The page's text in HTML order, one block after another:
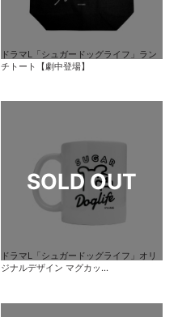
ドラマL「シュガードッグライフ」ラン
チトート【劇中登場】
ドラマL「シュガードッグライフ」オリ
ジナルデザイン マグカッ...